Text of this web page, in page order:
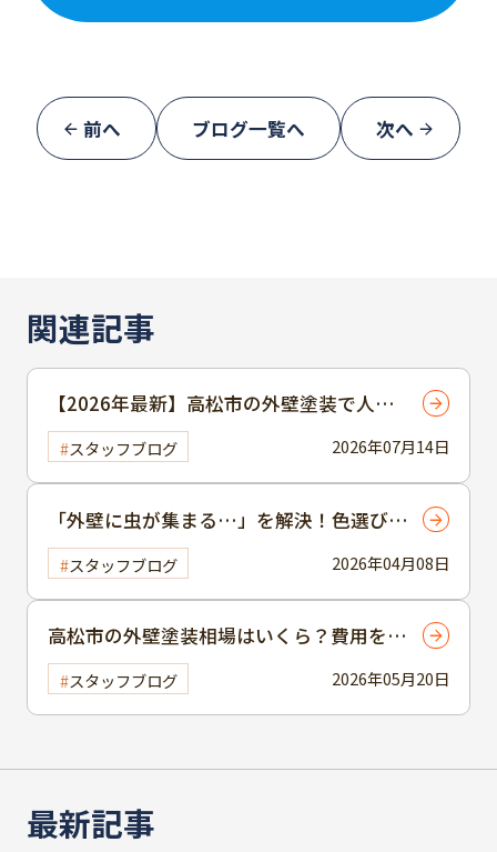
前へ ブログ一覧へ 次へ
最新記事
関連記事
2026年07月14日
【2026年最新】高松市の外壁塗装で人気
の業者の選び方｜失敗しない7つのポイン
トスタッフブログ
2026年04月08日
「外壁に虫が集まる…」を解決！色選びで
できる対策とは？｜徳島市・鳴門市・高松
市スタッフブログ
2026年05月20日
高松市の外壁塗装相場はいくら？費用を抑
えるコツを解説
スタッフブログ